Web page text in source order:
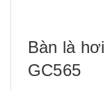
Bàn là
GC565